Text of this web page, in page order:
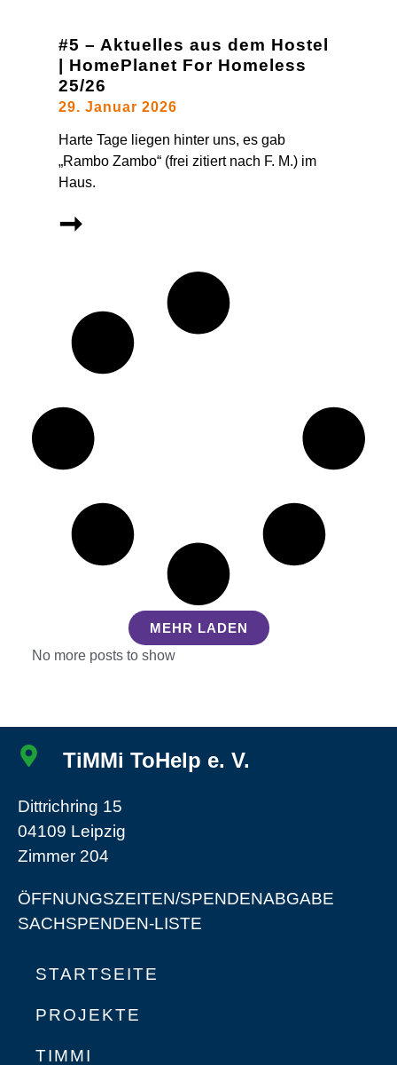
#5 – Aktuelles aus dem Hostel
| HomePlanet For Homeless
25/26
29. Januar 2026
Harte Tage liegen hinter uns, es gab
„Rambo Zambo“ (frei zitiert nach F. M.) im
Haus.
➞
MEHR LADEN
No more posts to show
TiMMi ToHelp e. V.
Dittrichring 15
04109 Leipzig
Zimmer 204
ÖFFNUNGSZEITEN/SPENDENABGABE
SACHSPENDEN-LISTE
STARTSEITE
PROJEKTE
TIMMI